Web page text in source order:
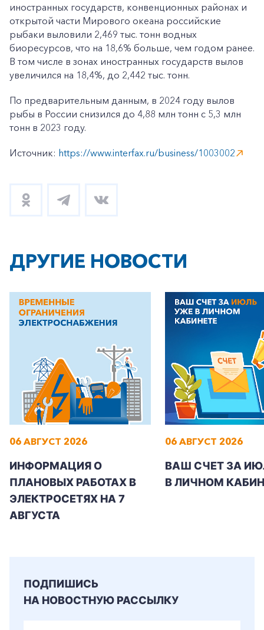
+7-800-700-24-57
Заказать обратный звонок
Частным клиентам
Корпоративным клиентам
иностранных государств, конвенционных районах и
открытой части Мирового океана российские
рыбаки выловили 2,469 тыс. тонн водных
биоресурсов, что на 18,6% больше, чем годом ранее.
В том числе в зонах иностранных государств вылов
увеличился на 18,4%, до 2,442 тыс. тонн.
По предварительным данным, в 2024 году вылов
рыбы в России снизился до 4,88 млн тонн с 5,3 млн
тонн в 2023 году.
Источник: https://www.interfax.ru/business/1003002
ДРУГИЕ НОВОСТИ
06 АВГУСТ 2026
ИНФОРМАЦИЯ О
ПЛАНОВЫХ РАБОТАХ В
ЭЛЕКТРОСЕТЯХ НА 7
АВГУСТА
06 АВГУСТ 2026
ВАШ СЧЕТ ЗА
В ЛИЧНОМ
ПОДПИШИСЬ
НА НОВОСТНУЮ РАССЫЛКУ